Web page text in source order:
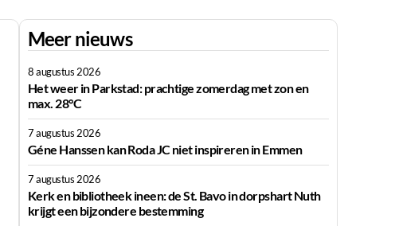
Meer nieuws
8 augustus 2026
Het weer in Parkstad: prachtige zomerdag met zon en
max. 28°C
7 augustus 2026
Géne Hanssen kan Roda JC niet inspireren in Emmen
7 augustus 2026
Kerk en bibliotheek ineen: de St. Bavo in dorpshart Nuth
krijgt een bijzondere bestemming